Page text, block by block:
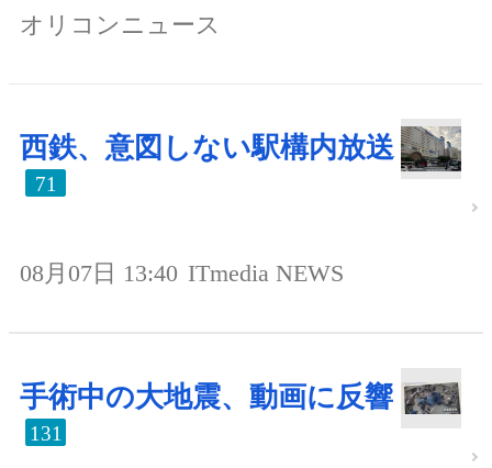
オリコンニュース
西鉄、意図しない駅構内放送
71
08月07日 13:40 ITmedia NEWS
手術中の大地震、動画に反響
131